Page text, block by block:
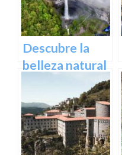
de obras
maestras
Descubre la
belleza natural
de la cascada
de Gujuli en
Álava, un
paraíso
escondido en el